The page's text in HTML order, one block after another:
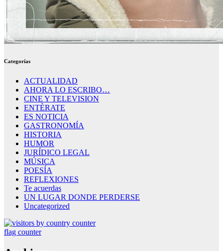
Categorías
ACTUALIDAD
AHORA LO ESCRIBO…
CINE Y TELEVISION
ENTÈRATE
ES NOTICIA
GASTRONOMÍA
HISTORIA
HUMOR
JURÍDICO LEGAL
MÚSICA
POESÍA
REFLEXIONES
Te acuerdas
UN LUGAR DONDE PERDERSE
Uncategorized
flag counter